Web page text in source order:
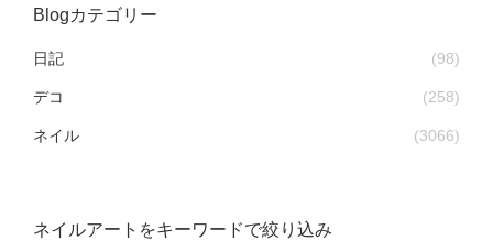
Blogカテゴリー
日記 (98)
デコ (258)
ネイル (3066)
ネイルアートをキーワードで絞り込み